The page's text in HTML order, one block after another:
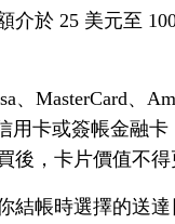
介於 25 美元至
、MasterCard、
用卡或簽帳金融
後，卡片價值不得
結帳時選擇的送